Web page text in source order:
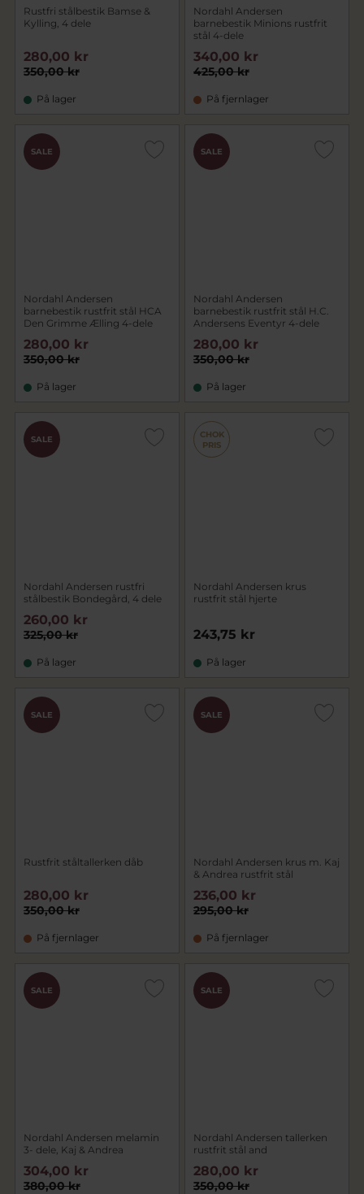
Rustfri stålbestik Bamse &
Kylling, 4 dele
350,00 kr
280,00 kr
På lager
Nordahl Andersen
barnebestik Minions rustfrit
stål 4-dele
425,00 kr
340,00 kr
På fjernlager
SALE
Nordahl Andersen
barnebestik rustfrit stål HCA
Den Grimme Ælling 4-dele
350,00 kr
280,00 kr
På lager
SALE
Nordahl Andersen
barnebestik rustfrit stål H.C.
Andersens Eventyr 4-dele
350,00 kr
280,00 kr
På lager
SALE
Nordahl Andersen rustfri
stålbestik Bondegård, 4 dele
325,00 kr
260,00 kr
På lager
CHOK
PRIS
Nordahl Andersen krus
rustfrit stål hjerte
243,75 kr
På lager
SALE
Rustfrit ståltallerken dåb
350,00 kr
280,00 kr
På fjernlager
SALE
Nordahl Andersen krus m. Kaj
& Andrea rustfrit stål
295,00 kr
236,00 kr
På fjernlager
SALE
Nordahl Andersen melamin
3- dele, Kaj & Andrea
380,00 kr
304,00 kr
SALE
Nordahl Andersen tallerken
rustfrit stål and
350,00 kr
280,00 kr